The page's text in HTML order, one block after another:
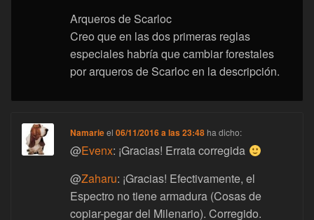
Arqueros de Scarloc
Creo que en las dos primeras reglas
especiales habría que cambiar forestales
por arqueros de Scarloc en la descripción.
Namarieel06/11/2016 a las 23:48 ha dicho:
@Evenx: ¡Gracias! Errata corregida
@Zaharu: ¡Gracias! Efectivamente, el
Espectro no tiene armadura (Cosas de
copiar-pegar del Milenario). Corregido.